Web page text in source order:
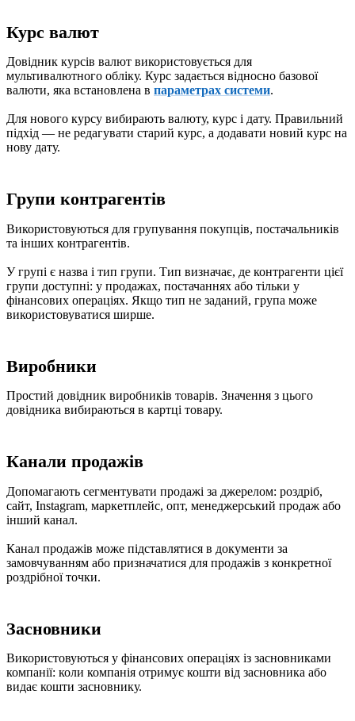
Курс валют
Довідник курсів валют використовується для
мультивалютного обліку. Курс задається відносно базової
валюти, яка встановлена в параметрах системи.
Для нового курсу вибирають валюту, курс і дату. Правильний
підхід — не редагувати старий курс, а додавати новий курс на
нову дату.
Групи контрагентів
Використовуються для групування покупців, постачальників
та інших контрагентів.
У групі є назва і тип групи. Тип визначає, де контрагенти цієї
групи доступні: у продажах, постачаннях або тільки у
фінансових операціях. Якщо тип не заданий, група може
використовуватися ширше.
Виробники
Простий довідник виробників товарів. Значення з цього
довідника вибираються в картці товару.
Канали продажів
Допомагають сегментувати продажі за джерелом: роздріб,
сайт, Instagram, маркетплейс, опт, менеджерський продаж або
інший канал.
Канал продажів може підставлятися в документи за
замовчуванням або призначатися для продажів з конкретної
роздрібної точки.
Засновники
Використовуються у фінансових операціях із засновниками
компанії: коли компанія отримує кошти від засновника або
видає кошти засновнику.